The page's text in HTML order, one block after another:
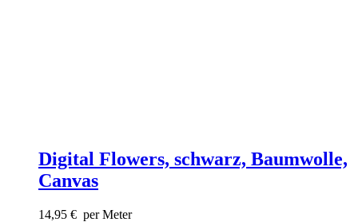
Digital Flowers, schwarz, Baumwolle,
Canvas
14,95 € per Meter